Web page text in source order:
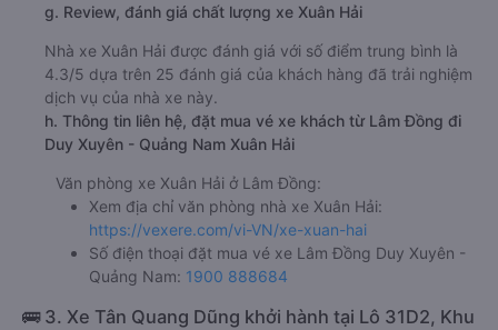
g. Review, đánh giá chất lượng xe Xuân Hải
Nhà xe Xuân Hải được đánh giá với số điểm trung bình là
4.3/5 dựa trên 25 đánh giá của khách hàng đã trải nghiệm
dịch vụ của nhà xe này.
h. Thông tin liên hệ, đặt mua vé xe khách từ Lâm Đồng đi
Duy Xuyên - Quảng Nam Xuân Hải
Văn phòng xe Xuân Hải ở Lâm Đồng:
Xem địa chỉ văn phòng nhà xe Xuân Hải:
https://vexere.com/vi-VN/xe-xuan-hai
Số điện thoại đặt mua vé xe Lâm Đồng Duy Xuyên -
Quảng Nam: 1900 888684
🚌 3. Xe Tân Quang Dũng khởi hành tại Lô 31D2, Khu